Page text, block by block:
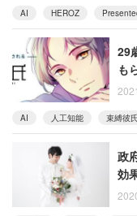
AI HEROZ
29
も
利用
AI 人工知能 束縛彼氏
政
効
で